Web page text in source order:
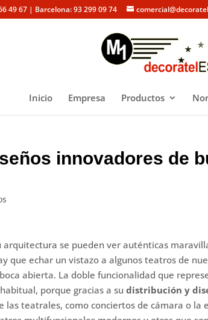
49 67 | Barcelona: 93 299 09 74
Inicio Empresa Productos
innovadores de
se pueden ver auténticas
que echar un vistazo a algunos teatros de
abierta. La doble funcionalidad que
porque gracias a sudistribución y
las teatrales, como conciertos de cámara o la